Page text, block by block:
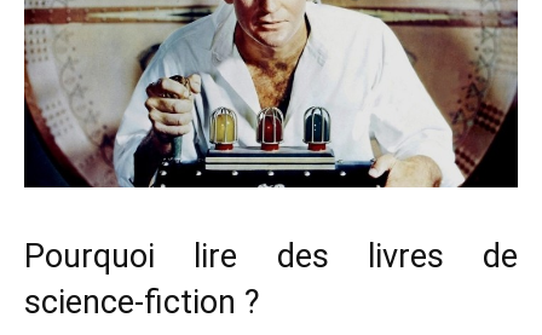
Pourquoi lire des livres de
science-fiction ?